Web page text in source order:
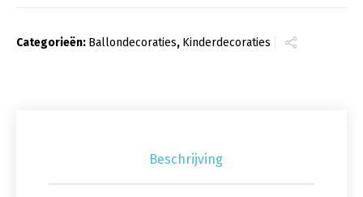
Categorieën: Ballondecoraties, Kinderdecoraties
Beschrijving